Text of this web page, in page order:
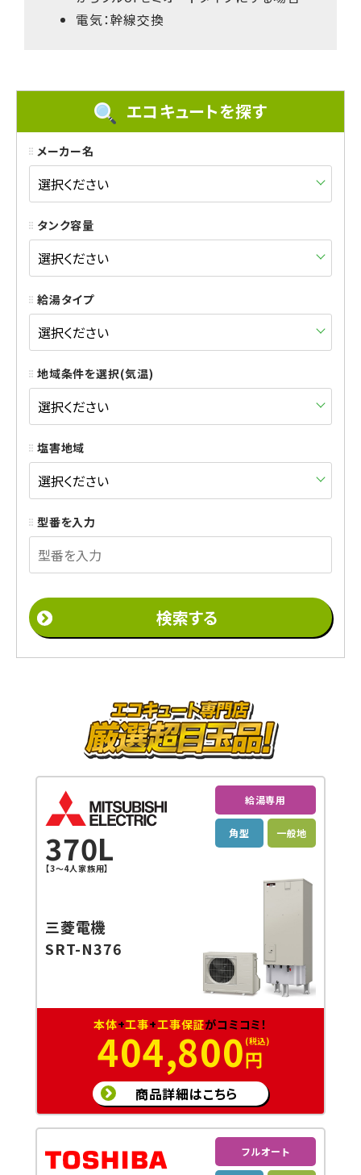
電気：幹線交換
エコキュートを探す
メーカー名
タンク容量
給湯タイプ
地域条件を選択(気温)
塩害地域
型番を入力
370L
【3～4人家族用】
給湯専用
角型 一般地
三菱電機
SRT-N376
本体+工事+工事保証がコミコミ！
404,800円
商品詳細はこちら
フルオート